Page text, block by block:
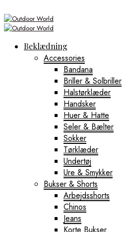
Beklædning
Accessories
Bandana
Briller & Solbriller
Halstørklæder
Handsker
Huer & Hatte
Seler & Bælter
Sokker
Tørklæder
Undertøj
Ure & Smykker
Bukser & Shorts
Arbejdsshorts
Chinos
Jeans